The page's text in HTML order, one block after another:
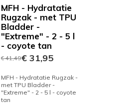
MFH - Hydratatie
Rugzak - met TPU
Bladder -
"Extreme" - 2 - 5 l
- coyote tan
€ 41,49€ 31,95
MFH - Hydratatie Rugzak -
met TPU Bladder -
"Extreme" - 2 - 5 l - coyote
tan